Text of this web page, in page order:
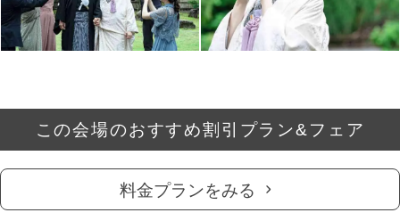
この会場のおすすめ割引プラン&フェア
料金プランをみる